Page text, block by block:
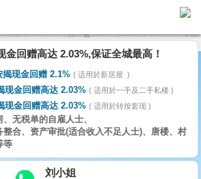
金回赠高达 2.03%,保证全城最高！
揭现金回赠 2.1% 适用於新居屋
现金回赠高达 2.03% 适用於一手及二手私楼
现金回赠高达 2.03% 适用於转按套现
、无税单的自雇人士、
整合、资产审批(适合收入不足人士)、唐楼、村
等
刘小姐